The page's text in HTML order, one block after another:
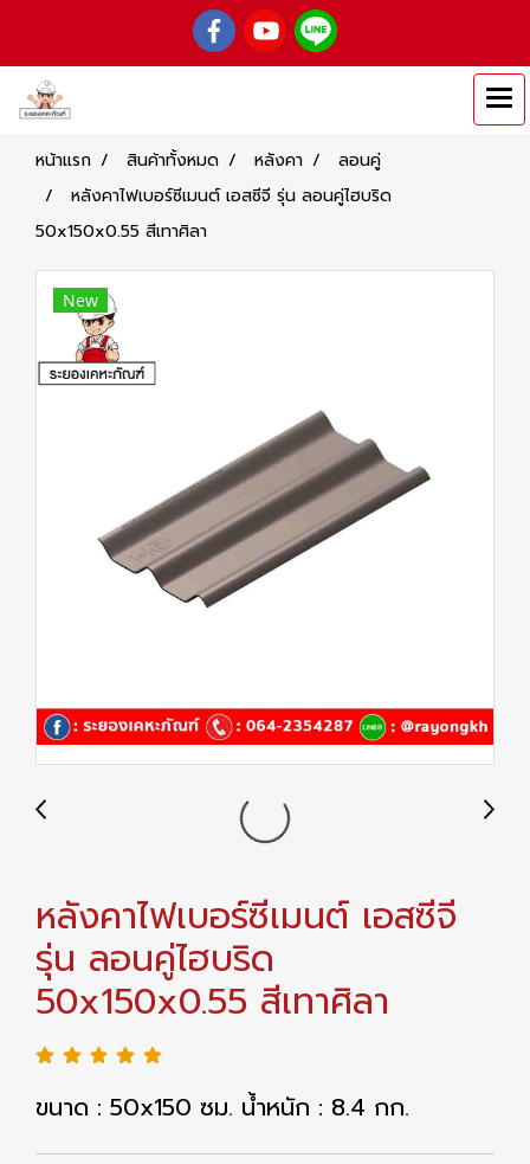
หน้าแรก สินค้าทั้งหมด หลังคา
ลอนคู่
หลังคาไฟเบอร์ซีเมนต์ เอสซีจี รุ่น ลอนคู่ไฮบริด
50x150x0.55 สีเทาศิลา
New
หลังคาไฟเบอร์ซีเมนต์ เอสซีจี
รุ่น ลอนคู่ไฮบริด
50x150x0.55 สีเทาศิลา
ขนาด : 50x150 ซม. น้ำหนัก : 8.4 กก.